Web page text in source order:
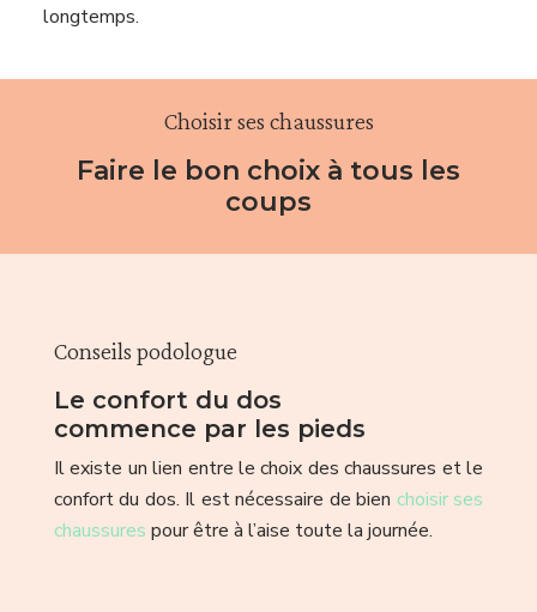
longtemps.
Choisir ses chaussures
Faire le bon choix à tous les
coups
Conseils podologue
Le confort du dos
commence par les pieds
Il existe un lien entre le choix des chaussures et le
confort du dos. Il est nécessaire de bien choisir ses
chaussures pour être à l’aise toute la journée.